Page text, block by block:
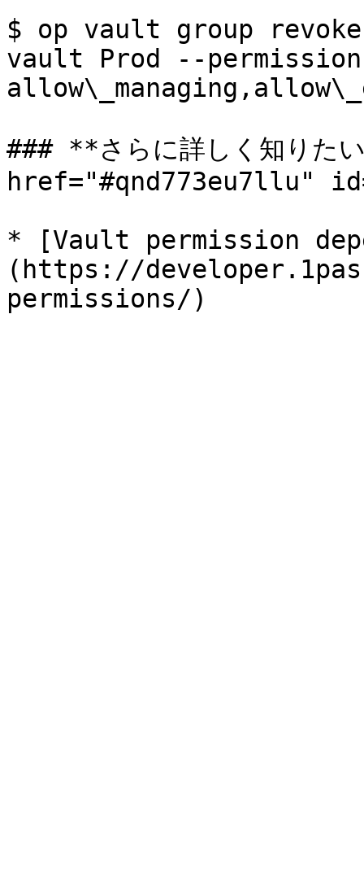
$ op vault group
vault Prod --
### **さらに詳しく知りた
href="#qnd773eu7llu"
* [Vault permission
(https://